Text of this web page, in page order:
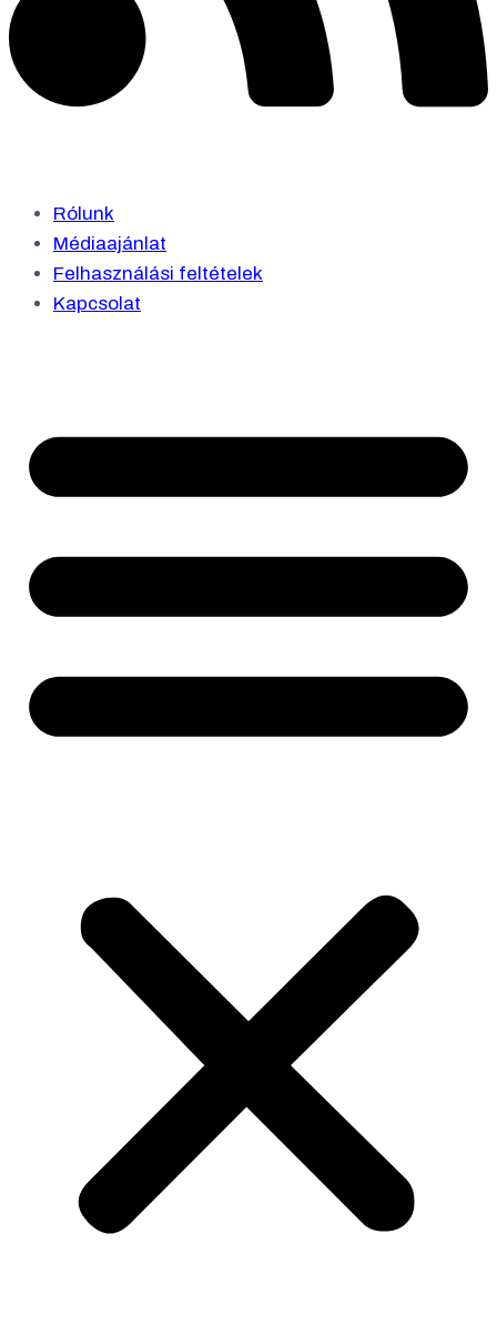
Rólunk
Médiaajánlat
Felhasználási feltételek
Kapcsolat